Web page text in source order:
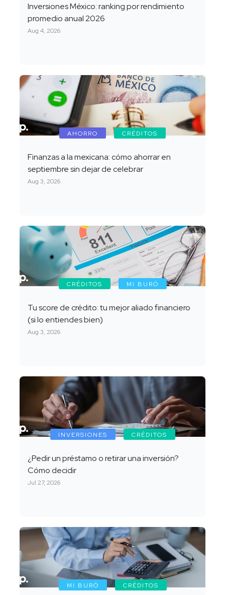
Inversiones México: ranking por rendimiento
promedio anual 2026
Aug 4, 2026
AHORRO CRÉDITOS
Finanzas a la mexicana: cómo ahorrar en
septiembre sin dejar de celebrar
Aug 3, 2026
CRÉDITOS MI BURÓ
Tu score de crédito: tu mejor aliado financiero
(si lo entiendes bien)
Aug 3, 2026
INVERSIONES CRÉDITOS
¿Pedir un préstamo o retirar una inversión?
Cómo decidir
Jul 27, 2026
MI BURÓ CRÉDITOS